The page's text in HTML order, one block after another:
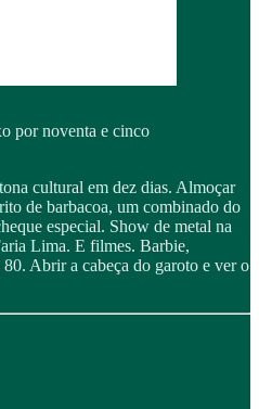
por noventa e cinco
cultural em dez dias. Almoçar
de barbacoa, um combinado do
especial. Show de metal na
Lima. E filmes. Barbie,
Abrir a cabeça do garoto e ver o